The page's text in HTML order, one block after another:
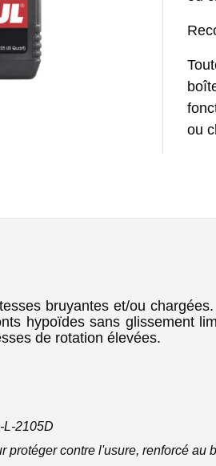
ou
bruyantes et/ou
hypoïdes sans glissement
de rotation élevées.
L-2105D
protéger contre l'usure, renforcé